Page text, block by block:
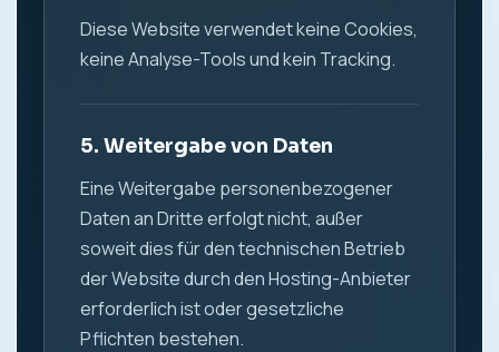
Diese Website verwendet keine Cookies,
keine Analyse-Tools und kein Tracking.
5. Weitergabe von Daten
Eine Weitergabe personenbezogener
Daten an Dritte erfolgt nicht, außer
soweit dies für den technischen Betrieb
der Website durch den Hosting-Anbieter
erforderlich ist oder gesetzliche
Pflichten bestehen.